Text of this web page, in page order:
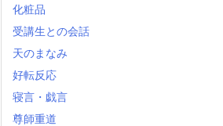
化粧品
受講生との会話
天のまなみ
好転反応
寝言・戯言
尊師重道